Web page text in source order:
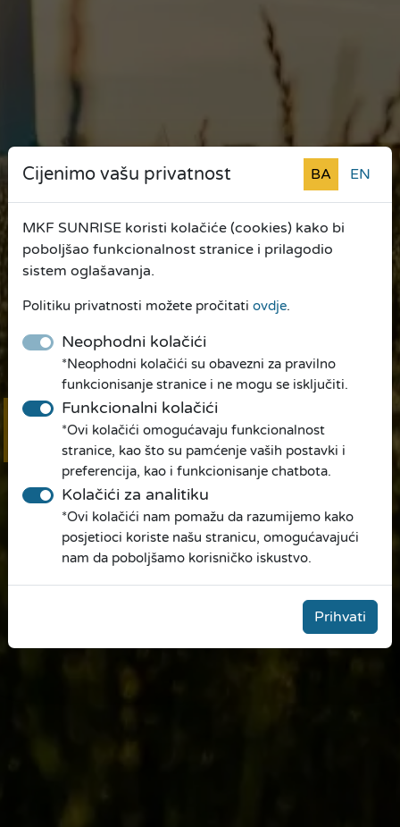
Cijenimo vašu privatnost BA EN
MKF SUNRISE koristi kolačiće (cookies) kako bi
poboljšao funkcionalnost stranice i prilagodio
sistem oglašavanja.
Politiku privatnosti možete pročitati ovdje.
Neophodni kolačići
*Neophodni kolačići su obavezni za pravilno
funkcionisanje stranice i ne mogu se isključiti.
Funkcionalni kolačići
*Ovi kolačići omogućavaju funkcionalnost
stranice, kao što su pamćenje vaših postavki i
preferencija, kao i funkcionisanje chatbota.
Kolačići za analitiku
*Ovi kolačići nam pomažu da razumijemo kako
posjetioci koriste našu stranicu, omogućavajući
nam da poboljšamo korisničko iskustvo.
Prihvati